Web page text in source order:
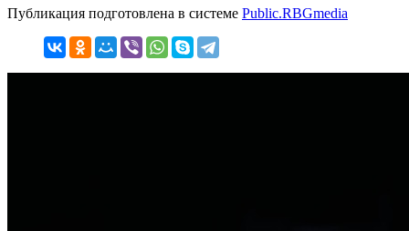
Публикация подготовлена в системе Public.RBGmedia